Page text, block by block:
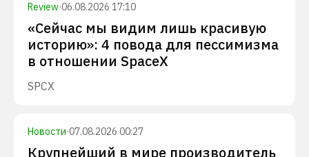
Review·06.08.2026 17:10
«Сейчас мы видим лишь красивую
историю»: 4 повода для пессимизма
в отношении SpaceX
SPCX
Новости·07.08.2026 00:27
Крупнейший в мире производитель